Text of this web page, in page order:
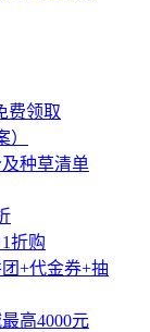
费领取
种草清单
折购
+代金券+抽
高4000元